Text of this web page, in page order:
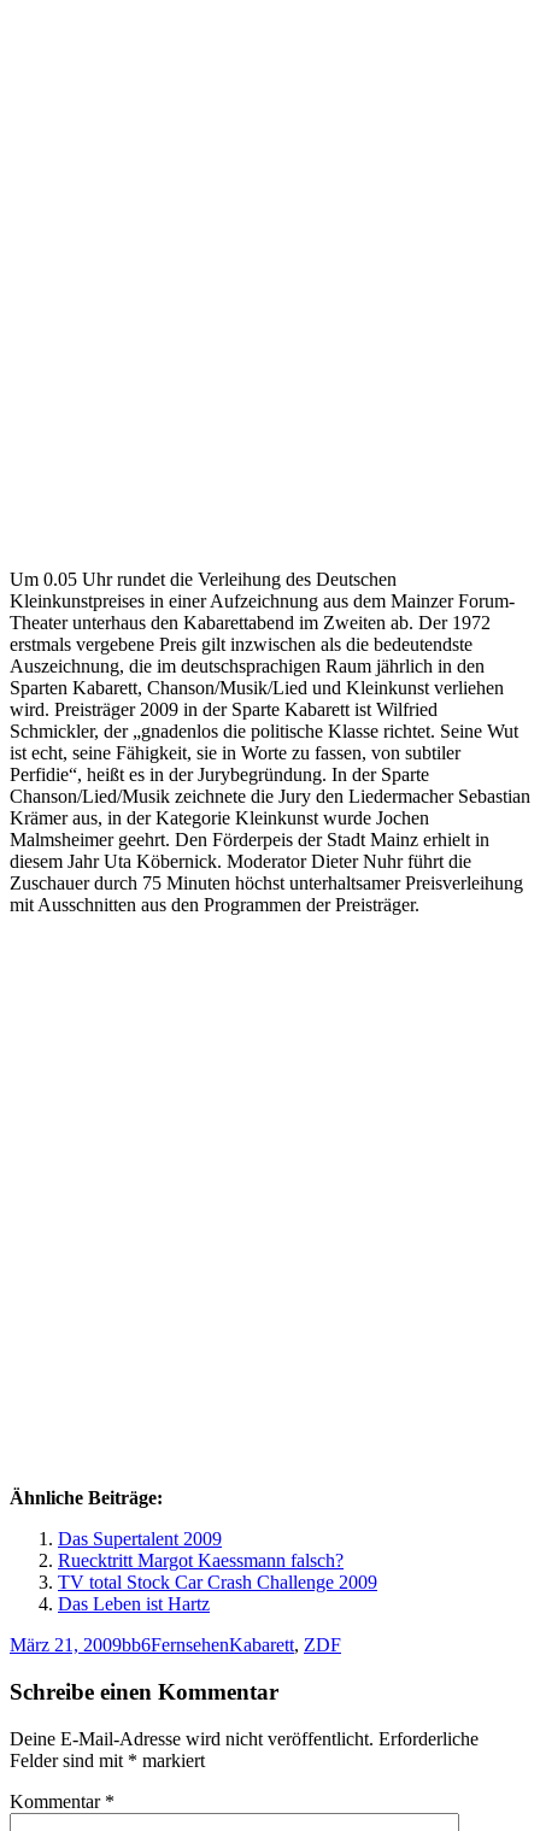
Um 0.05 Uhr rundet die Verleihung des Deutschen
Kleinkunstpreises in einer Aufzeichnung aus dem Mainzer Forum-
Theater unterhaus den Kabarettabend im Zweiten ab. Der 1972
erstmals vergebene Preis gilt inzwischen als die bedeutendste
Auszeichnung, die im deutschsprachigen Raum jährlich in den
Sparten Kabarett, Chanson/Musik/Lied und Kleinkunst verliehen
wird. Preisträger 2009 in der Sparte Kabarett ist Wilfried
Schmickler, der „gnadenlos die politische Klasse richtet. Seine Wut
ist echt, seine Fähigkeit, sie in Worte zu fassen, von subtiler
Perfidie“, heißt es in der Jurybegründung. In der Sparte
Chanson/Lied/Musik zeichnete die Jury den Liedermacher Sebastian
Krämer aus, in der Kategorie Kleinkunst wurde Jochen
Malmsheimer geehrt. Den Förderpeis der Stadt Mainz erhielt in
diesem Jahr Uta Köbernick. Moderator Dieter Nuhr führt die
Zuschauer durch 75 Minuten höchst unterhaltsamer Preisverleihung
mit Ausschnitten aus den Programmen der Preisträger.
Ähnliche Beiträge:
Das Supertalent 2009
Ruecktritt Margot Kaessmann falsch?
TV total Stock Car Crash Challenge 2009
Das Leben ist Hartz
Veröffentlicht
März 21, 2009Autor
bb6Kategorien
FernsehenSchlagwörter
Kabarett, ZDF
Schreibe einen Kommentar
Deine E-Mail-Adresse wird nicht veröffentlicht. Erforderliche
Felder sind mit * markiert
Kommentar *